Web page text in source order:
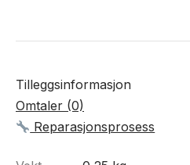
Tilleggsinformasjon
Omtaler (0)
Reparasjonsprosess